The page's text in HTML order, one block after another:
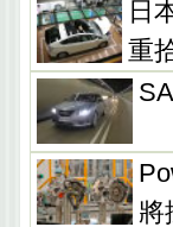
日
重
將